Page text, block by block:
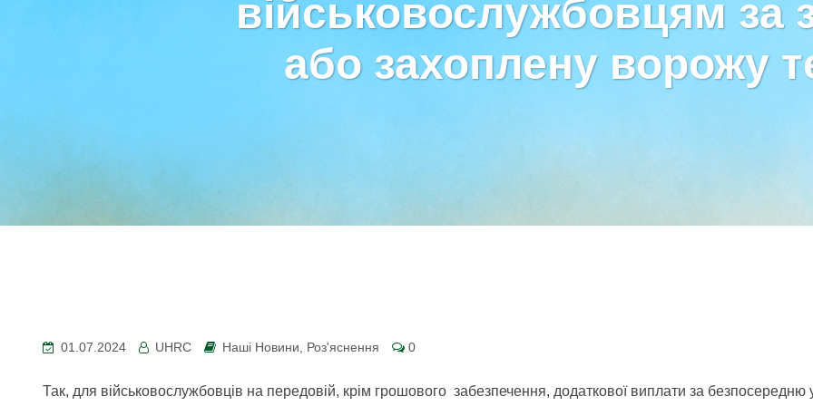
військовослужбовцям за
або захоплену ворожу
01.07.2024 UHRC Наші Новини Роз'яснення 0
Так, для військовослужбовців на передовій, крім грошового забезпечення, додаткової виплати за безпосередню